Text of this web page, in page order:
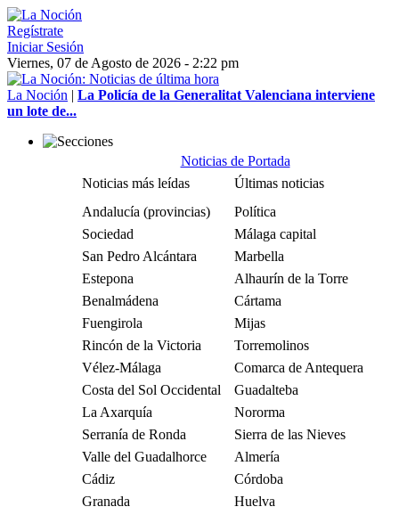
Regístrate
Iniciar Sesión
Viernes, 07 de Agosto de 2026 - 2:22 pm
La Noción | La Policía de la Generalitat Valenciana interviene
un lote de...
Noticias de Portada
Noticias más leídas
Últimas noticias
Andalucía (provincias)
Política
Sociedad
Málaga capital
San Pedro Alcántara
Marbella
Estepona
Alhaurín de la Torre
Benalmádena
Cártama
Fuengirola
Mijas
Rincón de la Victoria
Torremolinos
Vélez-Málaga
Comarca de Antequera
Costa del Sol Occidental
Guadalteba
La Axarquía
Nororma
Serranía de Ronda
Sierra de las Nieves
Valle del Guadalhorce
Almería
Cádiz
Córdoba
Granada
Huelva